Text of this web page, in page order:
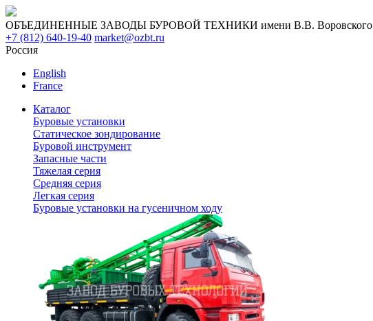
ОБЪЕДИНЕННЫЕ ЗАВОДЫ БУРОВОЙ ТЕХНИКИ имени В.В. Воровского
+7 (812) 640-19-40 market@ozbt.ru
Россия
English
France
Каталог
Буровые установки
Статическое зондирование
Буровой инструмент
Запасные части
Тяжелая серия
Средняя серия
Легкая серия
Буровые установки на гусеничном ходу